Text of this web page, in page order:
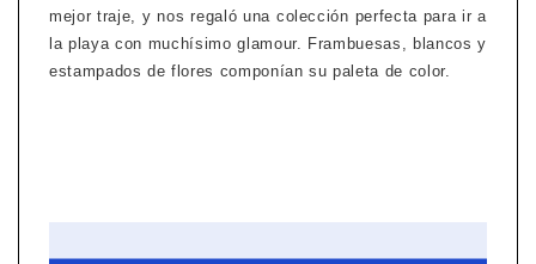
mejor traje, y nos regaló una colección perfecta para ir a
la playa con muchísimo glamour. Frambuesas, blancos y
estampados de flores componían su paleta de color.